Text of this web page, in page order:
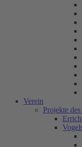
Verein
Projekte